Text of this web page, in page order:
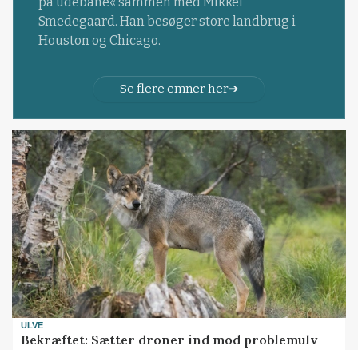
Smedegaard. Han besøger store landbrug i
Houston og Chicago.
Se flere emner her
ULVE
Bekræftet: Sætter droner ind mod problemulv